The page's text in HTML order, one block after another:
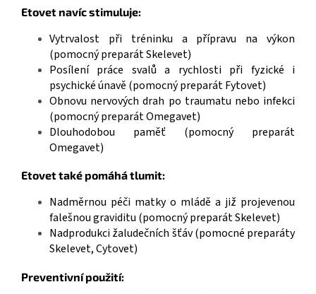
Etovet navíc stimuluje:
Vytrvalost při tréninku a přípravu na výkon
(pomocný preparát Skelevet)
Posílení práce svalů a rychlosti při fyzické i
psychické únavě (pomocný preparát Fytovet)
Obnovu nervových drah po traumatu nebo infekci
(pomocný preparát Omegavet)
Dlouhodobou paměť (pomocný preparát
Omegavet)
Etovet také pomáhá tlumit:
Nadměrnou péči matky o mládě a již projevenou
falešnou graviditu (pomocný preparát Skelevet)
Nadprodukci žaludečních šťáv (pomocné preparáty
Skelevet, Cytovet)
Preventivní použití: